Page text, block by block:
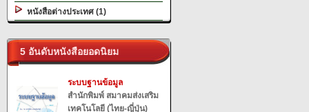
หนังสือต่างประเทศ (1)
5 อันดับหนังสือยอดนิยม
ระบบฐานข้อมูล
สำนักพิมพ์ สมาคมส่งเสริม
เทคโนโลยี (ไทย-ญี่ปุ่น)